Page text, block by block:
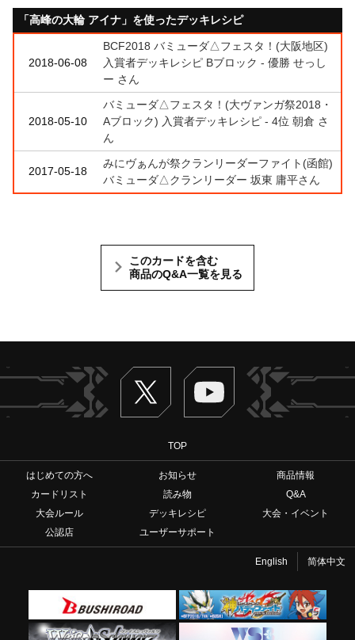
「高峰の大輪 アイナ」を使ったデッキレシピ
2018-06-08
BCF2018 バミューダ△フェスタ！(大阪地区)
入賞者デッキレシピ Bブロック - 優勝 せっし
ー さん
2018-05-10
バミューダ△フェスタ！(大ヴァンガ祭2018・
Aブロック) 入賞者デッキレシピ - 4位 朝倉 さ
ん
2017-05-18
みにヴぁんが祭クランリーダーファイト(函館)
バミューダ△クランリーダー 坂東 庸平さん
このカードを含む
商品のQ&A一覧を見る
Twitter ヴァンガードch
TOP
はじめての方へ お知らせ
商品情報
カードリスト
読み物
Q&A
大会ルール
デッキレシピ
大会・イベント
公認店
ユーザーサポート
English 简体中文